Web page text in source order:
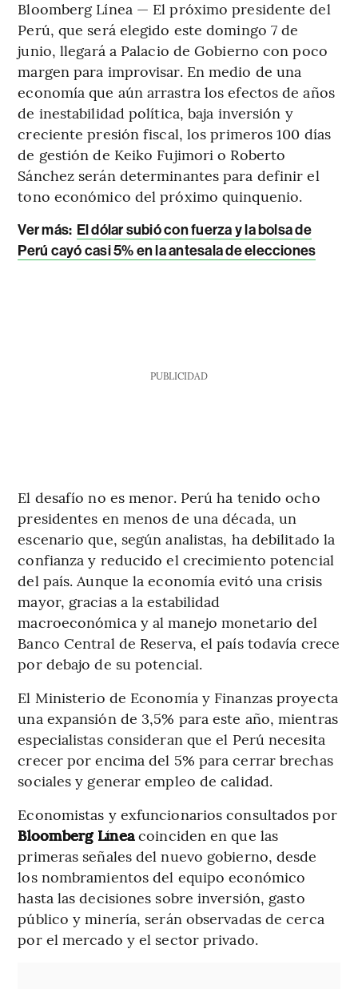
Bloomberg Línea — El próximo presidente del
Perú, que será elegido este domingo 7 de
junio, llegará a Palacio de Gobierno con poco
margen para improvisar. En medio de una
economía que aún arrastra los efectos de años
de inestabilidad política, baja inversión y
creciente presión fiscal, los primeros 100 días
de gestión de Keiko Fujimori o Roberto
Sánchez serán determinantes para definir el
tono económico del próximo quinquenio.
Ver más: El dólar subió con fuerza y la bolsa de
Perú cayó casi 5% en la antesala de elecciones
PUBLICIDAD
El desafío no es menor. Perú ha tenido ocho
presidentes en menos de una década, un
escenario que, según analistas, ha debilitado la
confianza y reducido el crecimiento potencial
del país. Aunque la economía evitó una crisis
mayor, gracias a la estabilidad
macroeconómica y al manejo monetario del
Banco Central de Reserva, el país todavía crece
por debajo de su potencial.
El Ministerio de Economía y Finanzas proyecta
una expansión de 3,5% para este año, mientras
especialistas consideran que el Perú necesita
crecer por encima del 5% para cerrar brechas
sociales y generar empleo de calidad.
Economistas y exfuncionarios consultados por
Bloomberg Líneacoinciden en que las
primeras señales del nuevo gobierno, desde
los nombramientos del equipo económico
hasta las decisiones sobre inversión, gasto
público y minería, serán observadas de cerca
por el mercado y el sector privado.